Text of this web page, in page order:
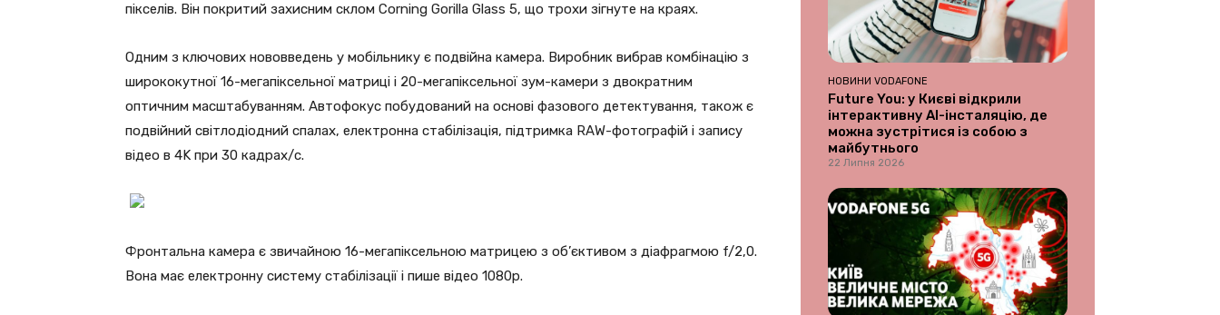
пікселів. Він покритий захисним склом Corning Gorilla Glass 5, що трохи зігнуте на краях.
Одним з ключових нововведень у мобільнику є подвійна камера. Виробник вибрав комбінацію з
ширококутної 16-мегапіксельної матриці і 20-мегапіксельної зум-камери з двократним
оптичним масштабуванням. Автофокус побудований на основі фазового детектування, також є
подвійний світлодіодний спалах, електронна стабілізація, підтримка RAW-фотографій і запису
відео в 4K при 30 кадрах/с.
Фронтальна камера є звичайною 16-мегапіксельною матрицею з об’єктивом з діафрагмою f/2,0.
Вона має електронну систему стабілізації і пише відео 1080p.
НОВИНИ VODAFONE
Future You: у Києві відкрили
інтерактивну AI-інсталяцію, де
можна зустрітися із собою з
майбутнього
22 Липня 2026